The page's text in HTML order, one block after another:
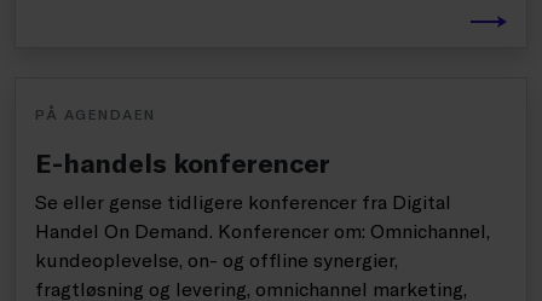
PÅ AGENDAEN
E-handels konferencer
Se eller gense tidligere konferencer fra Digital
Handel On Demand. Konferencer om: Omnichannel,
kundeoplevelse, on- og offline synergier,
fragtløsning og levering, omnichannel marketing,